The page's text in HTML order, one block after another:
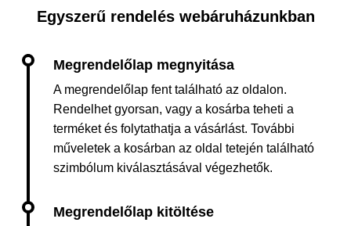
Egyszerű rendelés webáruházunkban
A megrendelőlap fent található az oldalon.
Rendelhet gyorsan, vagy a kosárba teheti a
terméket és folytathatja a vásárlást. További
műveletek a kosárban az oldal tetején található
szimbólum kiválasztásával végezhetők.